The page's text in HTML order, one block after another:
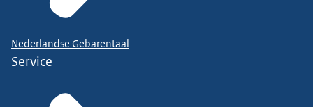
Nederlandse Gebarentaal
Service